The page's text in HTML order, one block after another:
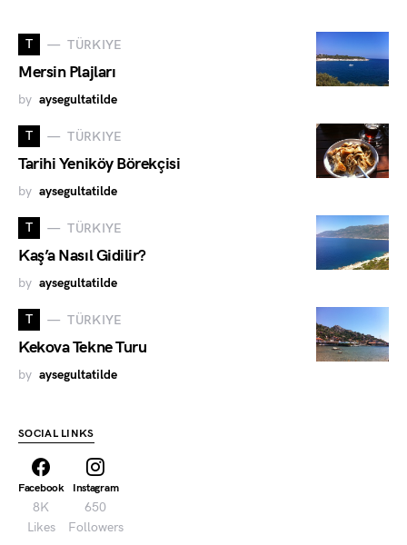
T TÜRKIYE
Mersin Plajları
by aysegultatilde
T TÜRKIYE
Tarihi Yeniköy Börekçisi
by aysegultatilde
T TÜRKIYE
Kaş’a Nasıl Gidilir?
by aysegultatilde
T TÜRKIYE
Kekova Tekne Turu
by aysegultatilde
SOCIAL LINKS
Facebook
8K
Likes
Instagram
650
Followers